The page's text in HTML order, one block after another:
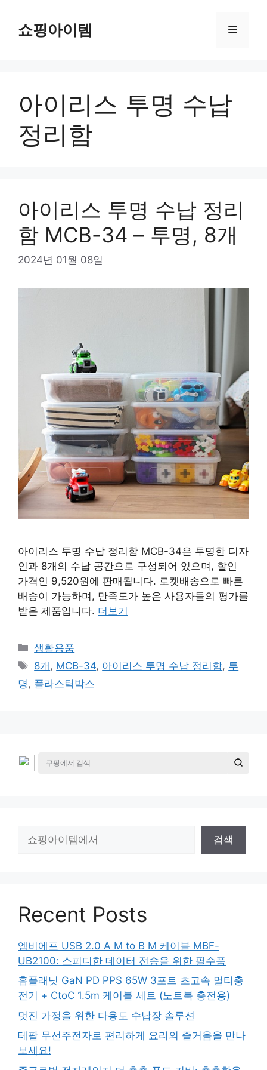
쇼핑아이템 메
아이리스 투명 수납
정리함
아이리스 투명 수납 정리
함 MCB-34 – 투명, 8개
2024년 01월 08일
아이리스 투명 수납 정리함 MCB-34은 투명한 디자
인과 8개의 수납 공간으로 구성되어 있으며, 할인
가격인 9,520원에 판매됩니다. 로켓배송으로 빠른
배송이 가능하며, 만족도가 높은 사용자들의 평가를
받은 제품입니다. 더보기
카
테
리
생활용품
태
그
8개 , MCB-34, 아이리스 투명 수납 정리함, 투
명 , 플라스틱박스
검색
Recent Posts
엠비에프 USB 2.0 A M to B M 케이블 MBF-
UB2100: 스피디한 데이터 전송을 위한 필수품
홈플래닛 GaN PD PPS 65W 3포트 초고속 멀티충
전기 + CtoC 1.5m 케이블 세트 (노트북 충전용)
멋진 가정을 위한 다용도 수납장 솔루션
테팔 무선주전자로 편리하게 요리의 즐거움을 만나
보세요!